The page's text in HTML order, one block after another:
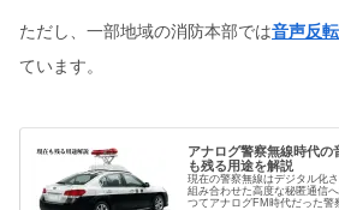
ただし、一部地域の消防本部では音声反
ています。
アナログ警察無線時代の
も残る用途を解説
現在の警察無線はデジタル化
組み合わせた高度な秘匿通信
つてアナログFM時代だった警